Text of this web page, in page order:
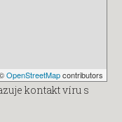
OpenStreetMapcontributors
kontakt víru s